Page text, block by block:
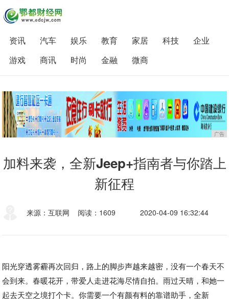
资讯 汽车 娱乐 教育 家居 科技
企业
游戏
商讯 时尚 金融 微商
广告
加料来袭，全新Jeep+指南者与你踏上
新征程
来源：互联网 阅读：1609 2020-04-09 16:32:44
阳光穿透雾霾再次回归，路上的脚步声越来越密，没有一个春天不
会到来。春暖花开，带爱人走进花海尽情自拍。雨过天晴，和她一
起去天空之境打个卡。你需要一个有颜有料的靠谱助手，全新